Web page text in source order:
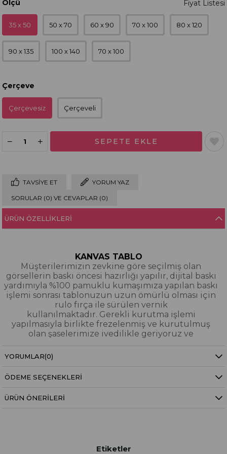
Ölçü
35 x 50 50 x 70 60 x 90 70 x 100 80 x 120
90 x 135 100 x 140 70 x 100
Çerçeve
Çerçevesiz Çerçeveli
TAVSIYE ET YORUM YAZ
SORULAR (0) VE CEVAPLAR (0)
ÜRÜN ÖZELLIKLERI
KANVAS TABLO
Müşterilerimizin zevkine göre seçilmiş olan
görsellerin baskı öncesi hazırlığı yapılır, dijital baskı
yardımıyla %100 pamuklu kumaşımıza yapılan baskı
işlemi sonrası tablonuzun uzun ömürlü olması için
rulo fırça ile sürülen vernik
kullanılmaktadır. Gerekli kurutma işlemi
yapılmasıyla birlikte frezelenmiş ve kurutulmuş
olan şaselerimize ivedilikle geriyoruz ve
paketleyerek tarafınıza gönderiyoruz.
YAĞLI BOYA & SİM DOKULU TABLO
dijital baskı alınıp hazırlanarak üzerine spatula
eşliğinde boya dokunuşları / sim işlemeleri kısmi
YORUMLAR(0)
ÖDEME SEÇENEKLERI
ÜRÜN ÖNERILERI
Etiketler